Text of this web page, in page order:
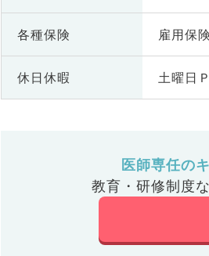
各種保険 雇用保
休日休暇 土曜日
医師専任の
教育・研修制度